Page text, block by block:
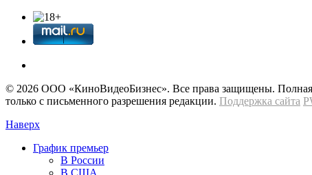
© 2026 OOО «КиноВидеоБизнес». Все права защищены. Полная
только с письменного разрешения редакции. Поддержка сайта
Наверх
График премьер
В России
В США